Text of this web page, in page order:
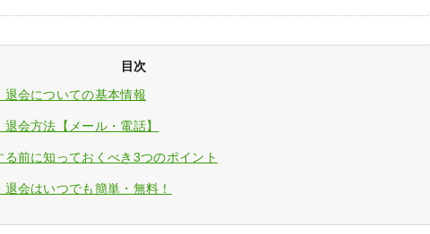
目次
会についての基本情報
会方法【メール・電話】
前に知っておくべき3つのポイント
会はいつでも簡単・無料！